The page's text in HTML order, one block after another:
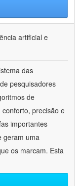
artificial e
das
pesquisadores
de
precisão e
importantes
geram uma
os marcam. Esta